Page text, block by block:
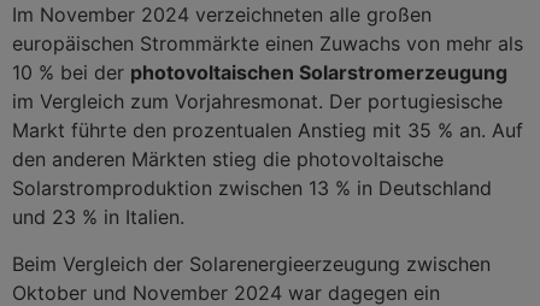
Im November 2024 verzeichneten alle großen
europäischen Strommärkte einen Zuwachs von mehr als
10 % bei der photovoltaischen Solarstromerzeugung
im Vergleich zum Vorjahresmonat. Der portugiesische
Markt führte den prozentualen Anstieg mit 35 % an. Auf
den anderen Märkten stieg die photovoltaische
Solarstromproduktion zwischen 13 % in Deutschland
und 23 % in Italien.
Beim Vergleich der Solarenergieerzeugung zwischen
Oktober und November 2024 war dagegen ein